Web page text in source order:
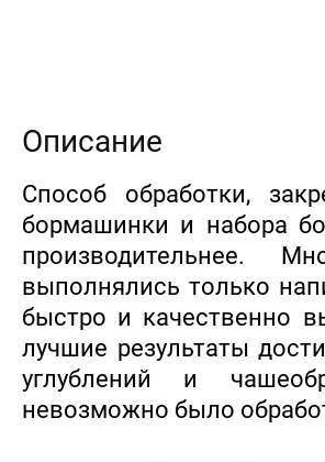
Описание
Способ обработки,
бормашинки и набора
производительнее.
выполнялись только
быстро и качественно
лучшие результаты
углублений и
невозможно было